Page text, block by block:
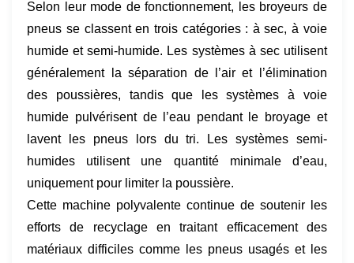
Selon leur mode de fonctionnement, les broyeurs de
pneus se classent en trois catégories : à sec, à voie
humide et semi-humide. Les systèmes à sec utilisent
généralement la séparation de l’air et l’élimination
des poussières, tandis que les systèmes à voie
humide pulvérisent de l’eau pendant le broyage et
lavent les pneus lors du tri. Les systèmes semi-
humides utilisent une quantité minimale d’eau,
uniquement pour limiter la poussière.
Cette machine polyvalente continue de soutenir les
efforts de recyclage en traitant efficacement des
matériaux difficiles comme les pneus usagés et les